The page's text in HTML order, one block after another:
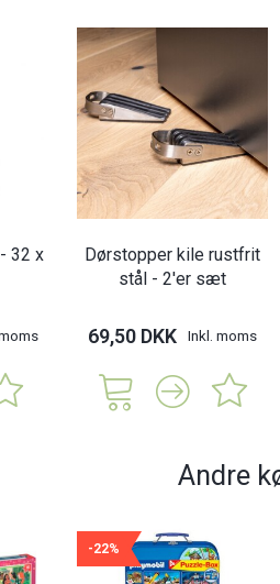
32 x
Dørstopper kile rustfrit
stål - 2'er sæt
69,50 DKK Inkl. moms
Andre
-22%